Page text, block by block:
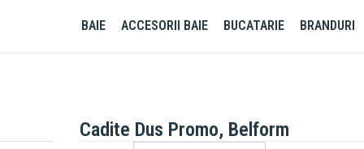
BAIE ACCESORII BAIE BUCATARIE BRANDURI
Cadite Dus Promo, Belform